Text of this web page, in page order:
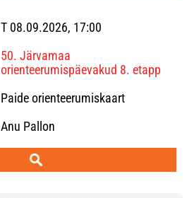
T 08.09.2026, 17:00
50. Järvamaa
orienteerumispäevakud 8. etapp
Paide orienteerumiskaart
Anu Pallon